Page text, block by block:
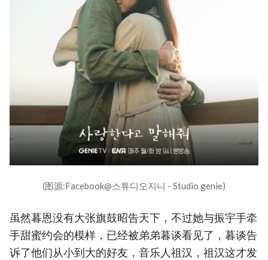
(图源:Facebook@스튜디오지니 - Studio genie)
虽然暮恩没有大张旗鼓昭告天下，不过她与振宇手牵
手甜蜜约会的模样，已经被弟弟暮谈看见了，暮谈告
诉了他们从小到大的好友，音乐人祖汉，祖汉这才发